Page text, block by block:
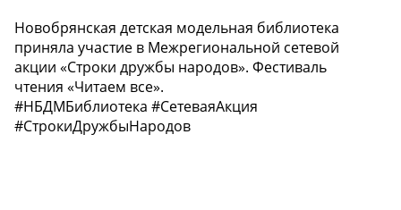
Новобрянская детская модельная библиотека
приняла участие в Межрегиональной сетевой
акции «Строки дружбы народов». Фестиваль
чтения «Читаем все».
#НБДМБиблиотека #СетеваяАкция
#СтрокиДружбыНародов